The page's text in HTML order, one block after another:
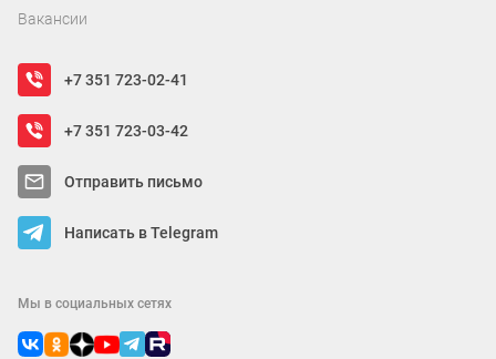
Вакансии
+7 351 723-02-41
+7 351 723-03-42
Отправить письмо
Написать в Telegram
Мы в социальных сетях